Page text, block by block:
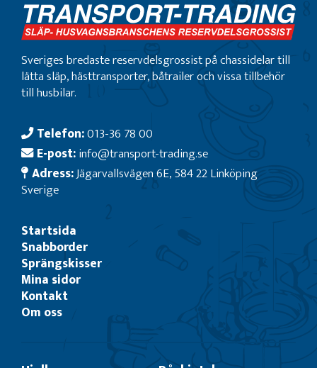
Sveriges bredaste reservdelsgrossist på chassidelar till
lätta släp, hästtransporter, båtrailer och vissa tillbehör
till husbilar.
Telefon:013-36 78 00
E-post:info@transport-trading.se
Adress:Jägarvallsvägen 6E, 584 22 Linköping
Sverige
Startsida
Snabborder
Sprängskisser
Mina sidor
Kontakt
Om oss